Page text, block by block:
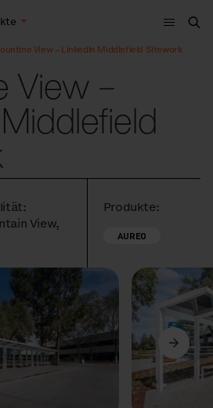
Menu
View – LinkedIn Middlefield Sitework
View –
View,
Produkte:
AUREO
Weiter